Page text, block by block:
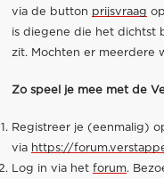
via de button prijsvraag
is diegene die het dichtst
zit. Mochten er meerdere
Zo speel je mee met de
Registreer je (eenmalig)
via https://
Log in via het forum.